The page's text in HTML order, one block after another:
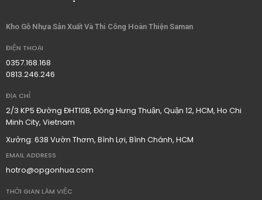
Kho Gỗ Nhựa Sản Xuất Và Thi Công Hoàn Thiện Saman
ĐIỆN THOẠI
0357.168.168
0813.246.246
ĐỊA CHỈ
2/3 KP5 Đường ĐHT10B, Đông Hưng Thuận, Quận 12, HCM, Ho Chi
Minh City, Vietnam
Xưởng: 638 Vườn Thơm, Bình Lợi, Bình Chánh, HCM
EMAIL ADDRESS
hotro@opgonhua.com
THỜI GIAN LÀM VIỆC